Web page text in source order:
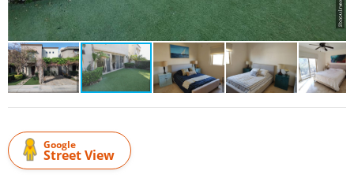
Google
Street View